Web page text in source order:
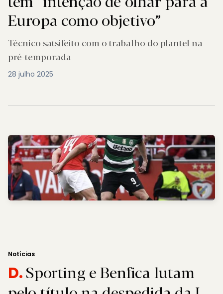
Europa como objetivo”
Técnico satsifeito com o trabalho do plantel na
pré-temporada
28 julho 2025
Notícias
D.Sporting e Benfica lutam